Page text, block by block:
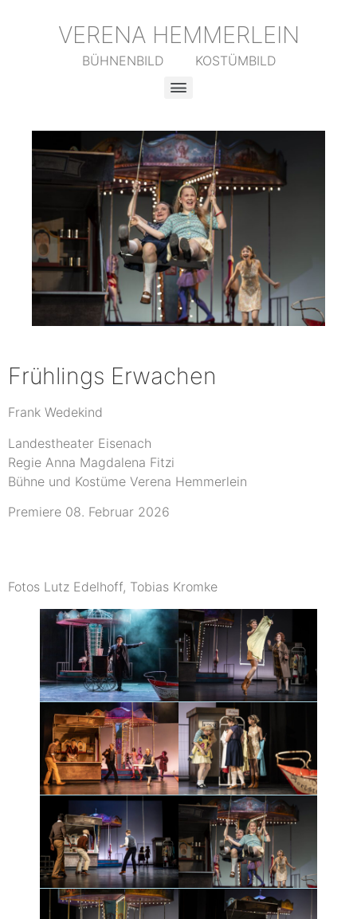
VERENA HEMMERLEIN
BÜHNENBILD KOSTÜMBILD
Frühlings Erwachen
Frank Wedekind
Landestheater Eisenach
Regie Anna Magdalena Fitzi
Bühne und Kostüme Verena Hemmerlein
Premiere 08. Februar 2026
Fotos Lutz Edelhoff, Tobias Kromke